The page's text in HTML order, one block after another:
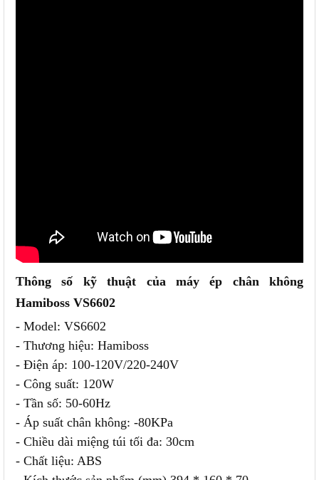
Thông số kỹ thuật của máy ép chân không
Hamiboss VS6602
- Model: VS6602
- Thương hiệu: Hamiboss
- Điện áp: 100-120V/220-240V
- Công suất: 120W
- Tần số: 50-60Hz
- Áp suất chân không: -80KPa
- Chiều dài miệng túi tối đa: 30cm
- Chất liệu: ABS